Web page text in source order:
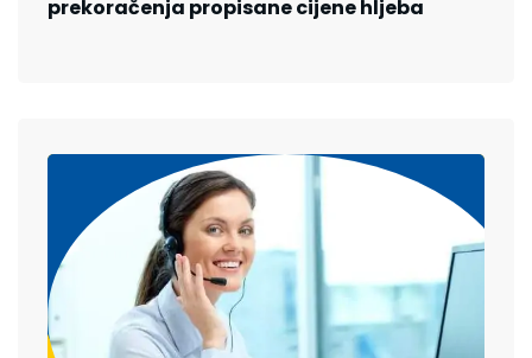
prekoračenja propisane cijene hljeba